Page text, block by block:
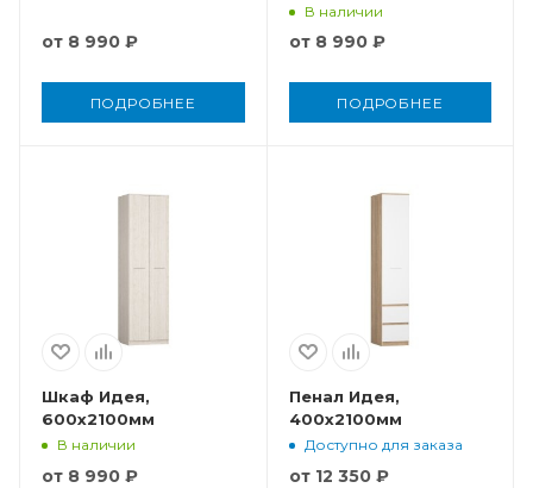
от 8 990 ₽
ПОДРОБНЕЕ
В наличии
от 8 990 ₽
ПОДРОБНЕЕ
Шкаф Идея,
600x2100мм
В наличии
от 8 990 ₽
Пенал Идея,
400x2100мм
Доступно для заказа
от 12 350 ₽